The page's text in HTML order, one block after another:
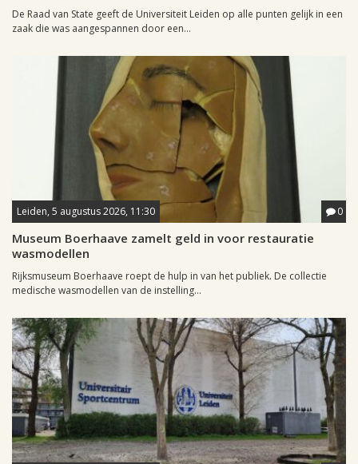
De Raad van State geeft de Universiteit Leiden op alle punten gelijk in een
zaak die was aangespannen door een...
Leiden, 5 augustus 2026, 11:30 0
Museum Boerhaave zamelt geld in voor restauratie
wasmodellen
Rijksmuseum Boerhaave roept de hulp in van het publiek. De collectie
medische wasmodellen van de instelling...